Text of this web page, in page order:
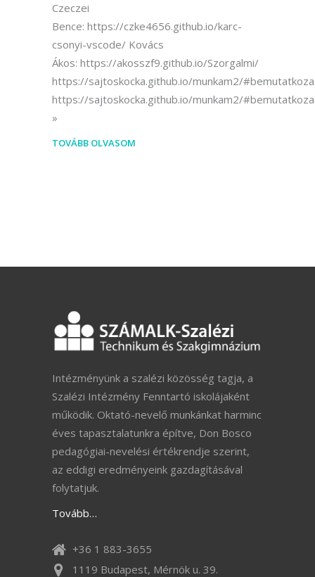
Czeczei
Bence: https://czke4656.github.io/karc-
csonyi-vscode/ Kovács
Ákos: https://akosszf9.github.io/Szorgalmi/
https://sajtoskocka.github.io/munkam2/
https://sajtoskocka.github.io/munkam2/
TOVÁBB OLVASOM
Intézményünk a szalézi közösség tagja, a
Szalézi Intézmény Fenntartó iskolájaként
működik. Oktató-nevelő munkánkat harminc
éves tapasztalatunkra építve, Don Bosco
pedagógiai-nevelési értékrendje szerint,
az eddigi eredményeink gazdagításával
folytatjuk.
Tovább…
+36 1 883-3655
1119 Budapest, Mérnök u. 39.